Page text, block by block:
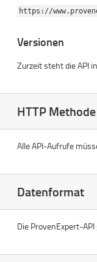
https://
Versionen
Zurzeit steht die API
HTTP Methode
Alle API-Aufrufe
Datenformat
Die ProvenExpert-API